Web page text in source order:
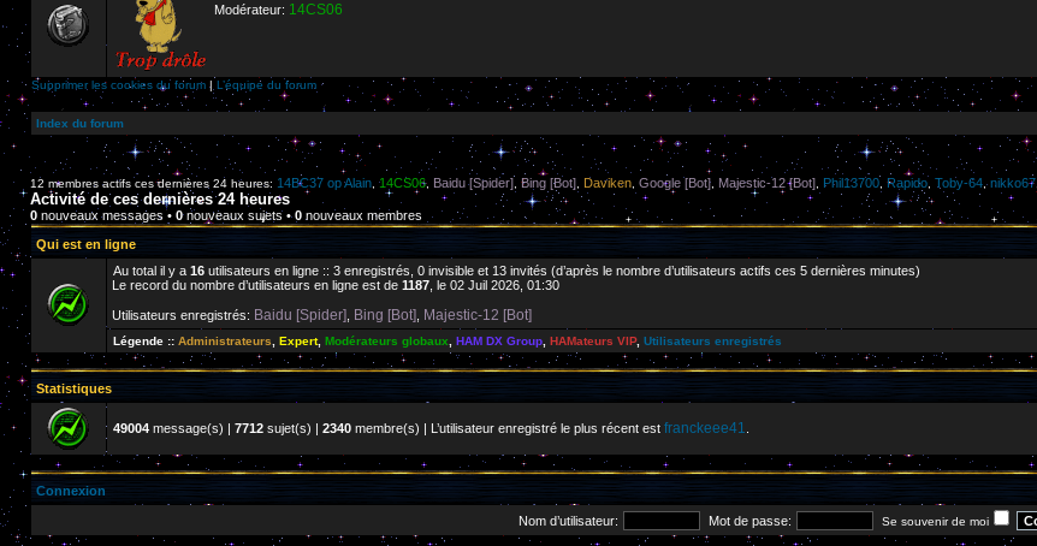
Modérateur: 14CS06
Supprimer les cookies du forum | L’équipe du forum
Index du forum
12 membres actifs ces dernières 24 heures: 14BC37 op Alain 14CS06, Baidu [Spider] Bing [Bot] Daviken Google [Bot] Majestic-12 [Bot] Phil13700 Rapido Toby-64 ,nikko67
Activité de ces dernières 24 heures
0 nouveaux messages • 0nouveaux sujets •0 nouveaux membres
Qui est en ligne
Au total il y a 16 utilisateurs en ligne :: 3 enregistrés, 0 invisible et 13 invités (d’après le nombre d’utilisateurs actifs ces 5 dernières minutes)
Le record du nombre d’utilisateurs en ligne est de 1187 , le 02 Juil 2026, 01:30
Utilisateurs enregistrés: Baidu [Spider] Bing [Bot] Majestic-12 [Bot]
Légende :: Administrateurs Expert, Modérateurs globaux HAM DX Group HAMateurs VIP, Utilisateurs enregistrés
Statistiques
49004 message(s) | 7712 sujet(s) | 2340 membre(s) | L’utilisateur enregistré le plus récent est franckeee41
Connexion
Nom d’utilisateur: Mot de passe: Se souvenir de moi